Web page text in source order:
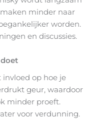
minder naar
worden.
en discussies.
invloed op hoe je
geur, waardoor
minder proeft.
voor verdunning.